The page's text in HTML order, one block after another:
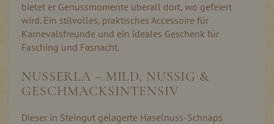
bietet er Genussmomente überall dort, wo gefeiert
wird. Ein stilvolles, praktisches Accessoire für
Karnevalsfreunde und ein ideales Geschenk für
Fasching und Fasnacht.
NUSSERLA – MILD, NUSSIG &
GESCHMACKSINTENSIV
Dieser in Steingut gelagerte Haselnuss-Schnaps